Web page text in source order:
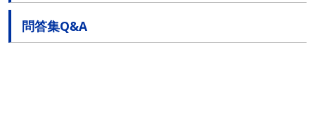
問答集Q&A